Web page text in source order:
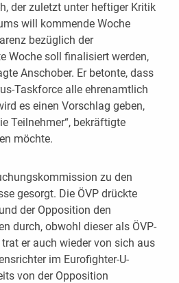
der zuletzt unter heftiger Kritik
will kommende Woche
bezüglich der
Woche soll finalisiert werden,
Anschober. Er betonte, dass
Taskforce alle ehrenamtlich
es einen Vorschlag geben,
Teilnehmer“, bekräftigte
möchte.
zu den
gesorgt. Die ÖVP drückte
der Opposition den
durch, obwohl dieser als ÖVP-
er auch wieder von sich aus
im Eurofighter-U-
von der Opposition